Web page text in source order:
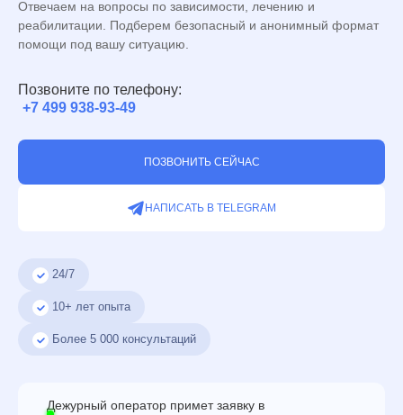
Отвечаем на вопросы по зависимости, лечению и
реабилитации. Подберем безопасный и анонимный формат
помощи под вашу ситуацию.
Позвоните по телефону:
+7 499 938-93-49
ПОЗВОНИТЬ СЕЙЧАС
НАПИСАТЬ В TELEGRAM
24/7
10+ лет опыта
Более 5 000 консультаций
Дежурный оператор примет заявку в